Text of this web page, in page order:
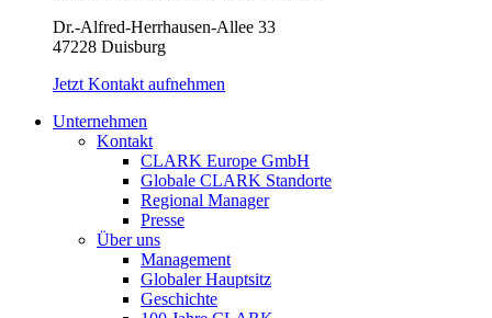
Dr.-Alfred-Herrhausen-Allee 33
47228 Duisburg
Jetzt Kontakt aufnehmen
Unternehmen
Kontakt
CLARK Europe GmbH
Globale CLARK Standorte
Regional Manager
Presse
Über uns
Management
Globaler Hauptsitz
Geschichte